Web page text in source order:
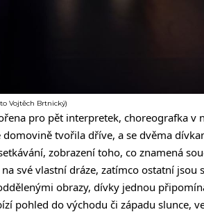
Vojtěch Brtnický)
pro pět interpretek, choreografka v
tvořila dříve, a se dvěma
zobrazení toho, co znamená
své vlastní dráze, zatímco ostatní
obrazy, dívky jednou
pohled do východu či západu slunce,